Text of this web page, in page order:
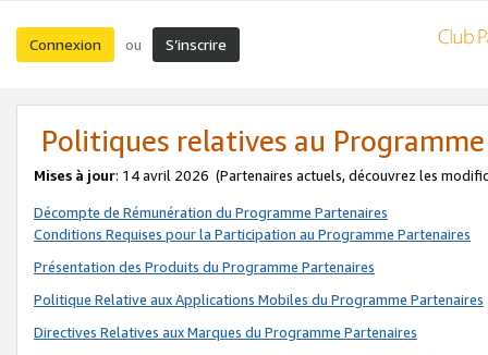
Connexion ou S’inscrire
Politiques relatives au
Mises à jour: 14 avril 2026 (Partenaires actuels, découvrez les
Décompte de Rémunération du Programme Partenaires
Conditions Requises pour la Participation au Programme Partenaires
Présentation des Produits du Programme Partenaires
Politique Relative aux Applications Mobiles du Programme Partenaires
Directives Relatives aux Marques du Programme Partenaires